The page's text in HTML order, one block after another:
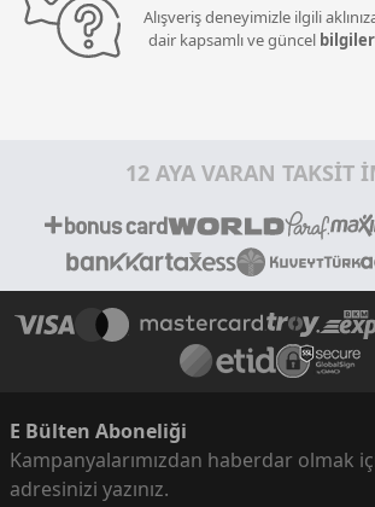
Alışveriş deneyimizle ilgili
dair kapsamlı ve güncel
12 AYA VARAN TAKSİT
E Bülten Aboneliği
Kampanyalarımızdan haberdar olmak
adresinizi yazınız.